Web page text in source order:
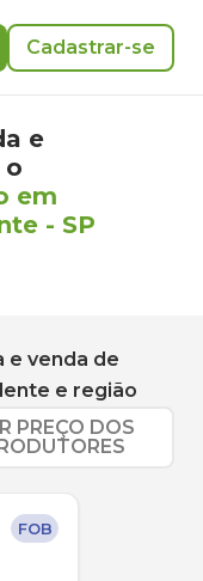
Cadastrar-se
e
o
em
- SP
e venda de
e região
PREÇO DOS
FOB